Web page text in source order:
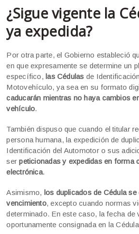
¿Sigue vigente la
ya expedida?
Por otra parte, el Gobierno estableció
en que expresamente se determine un
específico, las Cédulas de
Motovehículo, ya sea en su formato
caducarán mientras no haya cambios
vehículo.
También dispuso que cuando el titular
persona humana, la expedición de
Identificación del Automotor o sus
serpeticionadas y expedidas en forma
electrónica.
Asimismo, los duplicados de Cédula se
vencimiento, excepto cuando normas
determinado. En este caso, la fecha de
oportunamente consignada en la